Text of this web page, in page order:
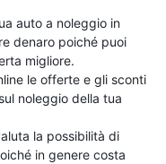
auto a noleggio in
denaro poiché puoi
migliore.
le offerte e gli sconti
noleggio della tua
la possibilità di
in genere costa